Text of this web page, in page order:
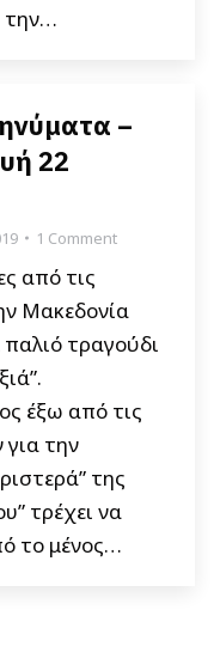
την…
–
22
1 Comment
από τις
Μακεδονία
τραγούδι
έξω από τις
για την
της
τρέχει να
το μένος…